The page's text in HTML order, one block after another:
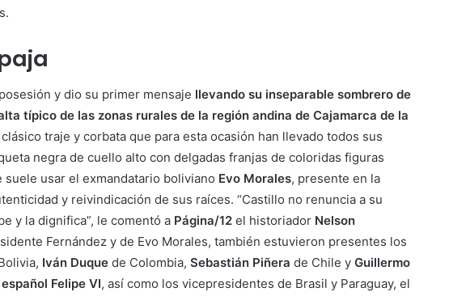
y dio su primer mensaje llevando su inseparable sombrero de
típico de las zonas rurales de la región andina de Cajamarca de la
traje y corbata que para esta ocasión han llevado todos sus
negra de cuello alto con delgadas franjas de coloridas figuras
suele usar el exmandatario boliviano Evo Morales, presente en la
y reivindicación de sus raíces. “Castillo no renuncia a su
y la dignifica”, le comentó a Página/12 el historiador Nelson
Fernández y de Evo Morales, también estuvieron presentes los
Iván Duque de Colombia,Sebastián Piñera de Chile yGuillermo
Felipe VI, así como los vicepresidentes de Brasil y Paraguay, el